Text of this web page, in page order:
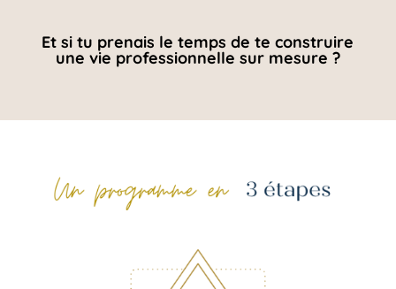
Et si tu prenais le temps de te construire
une vie professionnelle sur mesure ?